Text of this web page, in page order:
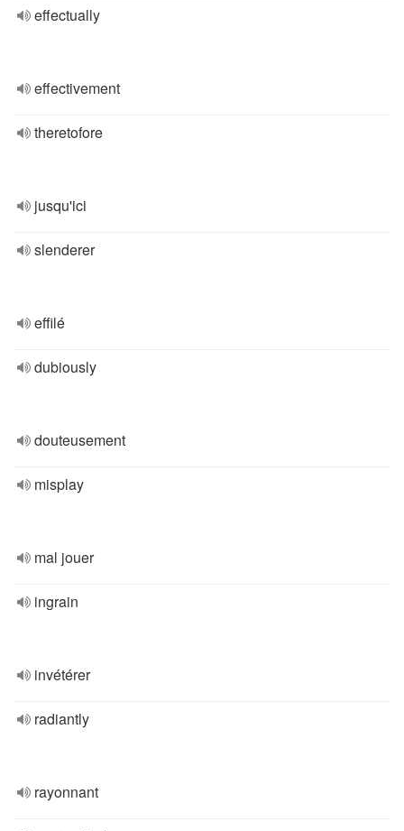
effectually
effectivement
theretofore
jusqu'ici
slenderer
effilé
dubiously
douteusement
misplay
mal jouer
ingrain
invétérer
radiantly
rayonnant